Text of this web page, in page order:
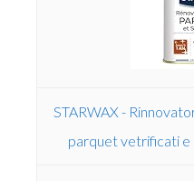
STARWAX -
parquet vetrificati e